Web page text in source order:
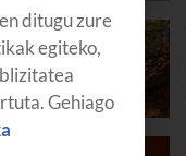
ditugu zure
egiteko,
Gehiago